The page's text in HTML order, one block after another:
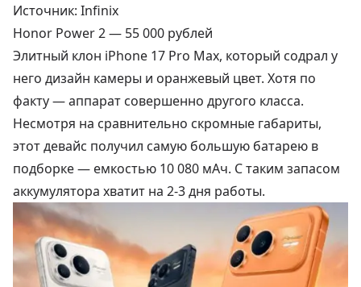
Источник: Infinix
Honor Power 2 — 55 000 рублей
Элитный клон iPhone 17 Pro Max, который содрал у
него дизайн камеры и оранжевый цвет. Хотя по
факту — аппарат совершенно другого класса.
Несмотря на сравнительно скромные габариты,
этот девайс получил самую большую батарею в
подборке — емкостью 10 080 мАч. С таким запасом
аккумулятора хватит на 2-3 дня работы.